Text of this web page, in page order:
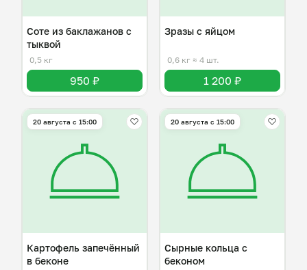
Соте из баклажанов с
тыквой
0,5 кг
950 ₽
Зразы с яйцом
0,6 кг ≈ 4 шт.
1 200 ₽
20 августа с 15:00
Картофель запечённый
в беконе
20 августа с 15:00
Сырные кольца с
беконом